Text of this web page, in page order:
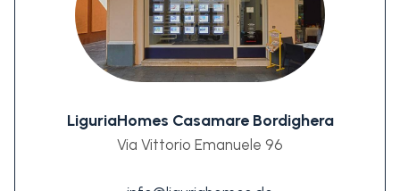
LiguriaHomes Casamare Bordighera
Via Vittorio Emanuele 96